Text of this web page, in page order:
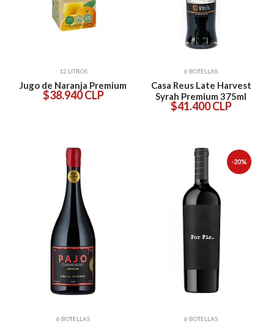
12 LITROS
Jugo de Naranja Premium
$38.940 CLP
6 BOTELLAS
Casa Reus Late Harvest
Syrah Premium 375ml
$41.400 CLP
6 BOTELLAS
-20%
6 BOTELLAS